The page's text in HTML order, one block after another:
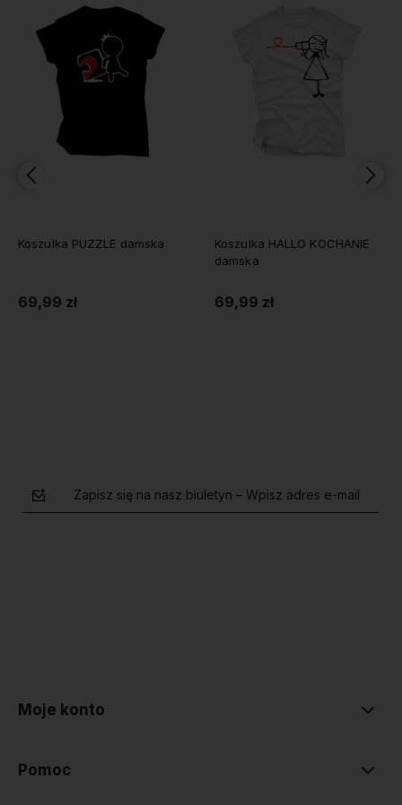
Koszulka PUZZLE damska
69,99 zł
Koszulka HALLO KOCHANIE
damska
69,99 zł
Zapisz się na nasz biuletyn – Wpisz adres e-mail
Moje konto
Pomoc